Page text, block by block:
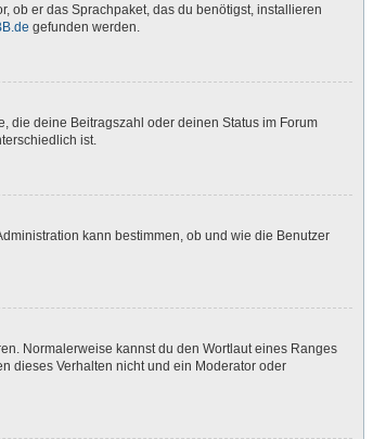
ob er das Sprachpaket, das du benötigst, installieren
gefunden werden.
die deine Beitragszahl oder deinen Status im Forum
ist.
kann bestimmen, ob und wie die Benutzer
Normalerweise kannst du den Wortlaut eines Ranges
dieses Verhalten nicht und ein Moderator oder